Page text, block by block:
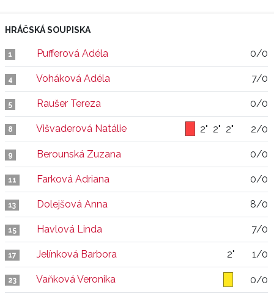
HRÁČSKÁ SOUPISKA
1 Pufferová Adéla 0/0
4 Voháková Adéla 7/0
5 Raušer Tereza 0/0
8 Višvaderová Natálie 2" 2" 2" 2/0
9 Berounská Zuzana 0/0
11 Farková Adriana 0/0
13 Dolejšová Anna 8/0
15 Havlová Linda 7/0
17 Jelínková Barbora 2" 1/0
23 Vaňková Veronika 0/0